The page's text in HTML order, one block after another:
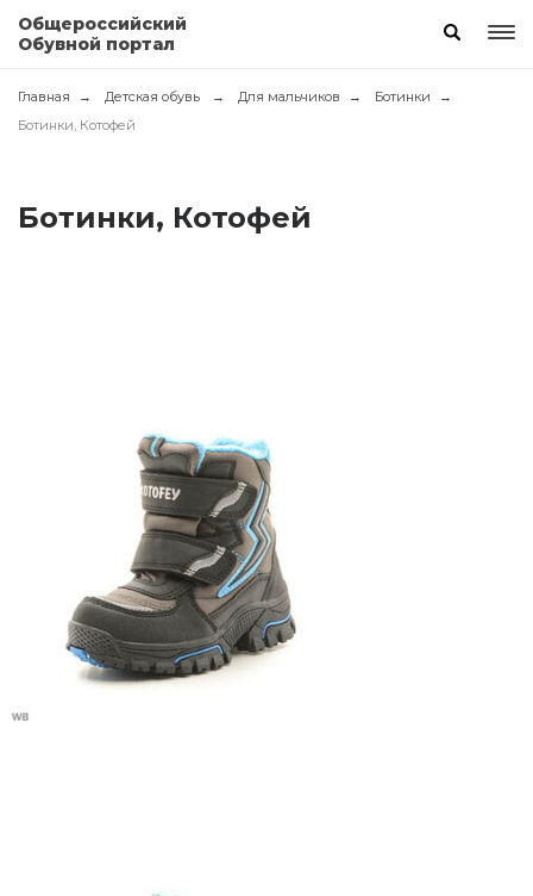
Общероссийский
Обувной портал
Главная Детская обувь Для мальчиков
Ботинки
Ботинки, Котофей
Ботинки, Котофей